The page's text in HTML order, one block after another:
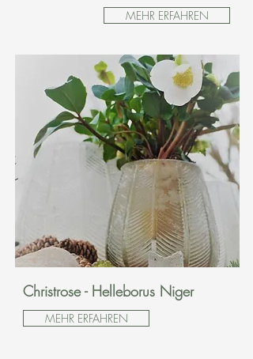
MEHR ERFAHREN
Christrose - Helleborus Niger
MEHR ERFAHREN